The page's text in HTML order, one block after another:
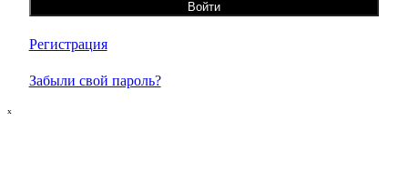
Регистрация
Забыли свой пароль?
ₓ